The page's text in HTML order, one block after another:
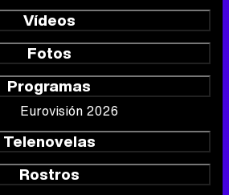
Vídeos
Fotos
Programas
Eurovisión 2026
Telenovelas
Rostros